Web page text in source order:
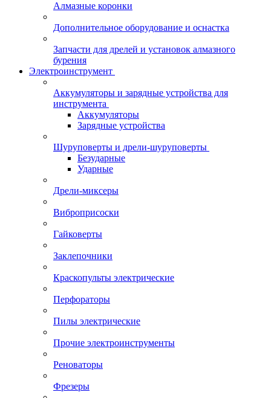
Алмазные коронки
Дополнительное оборудование и оснастка
Запчасти для дрелей и установок алмазного
бурения
Электроинструмент
Аккумуляторы и зарядные устройства для
инструмента
Аккумуляторы
Зарядные устройства
Шуруповерты и дрели-шуруповерты
Безударные
Ударные
Дрели-миксеры
Виброприсоски
Гайковерты
Заклепочники
Краскопульты электрические
Перфораторы
Пилы электрические
Прочие электроинструменты
Реноваторы
Фрезеры